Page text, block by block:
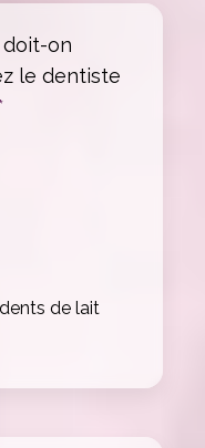
doit-on
le dentiste
de lait